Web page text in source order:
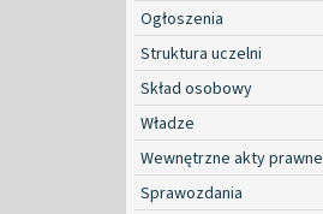
Ogłoszenia
Struktura uczelni
Skład osobowy
Władze
Wewnętrzne akty prawne
Sprawozdania